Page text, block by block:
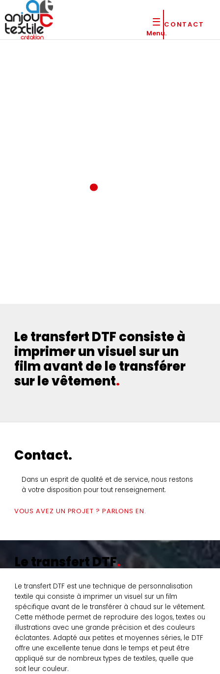
Menu.
CONTACT
Le transfert DTF consiste à
imprimer un visuel sur un
film avant de le transférer
sur le vêtement
Contact.
Dans un esprit de qualité et de service, nous restons
à votre disposition pour tout renseignement.
VOUS AVEZ UN PROJET ? PARLONS EN.
Le transfert DTF
Le transfert DTF est une technique de personnalisation
textile qui consiste à imprimer un visuel sur un film
spécifique avant de le transférer à chaud sur le vêtement.
Cette méthode permet de reproduire des logos, textes ou
illustrations avec une grande précision et des couleurs
éclatantes. Adapté aux petites et moyennes séries, le DTF
offre une excellente tenue dans le temps et peut être
appliqué sur de nombreux types de textiles, quelle que
soit leur couleur.